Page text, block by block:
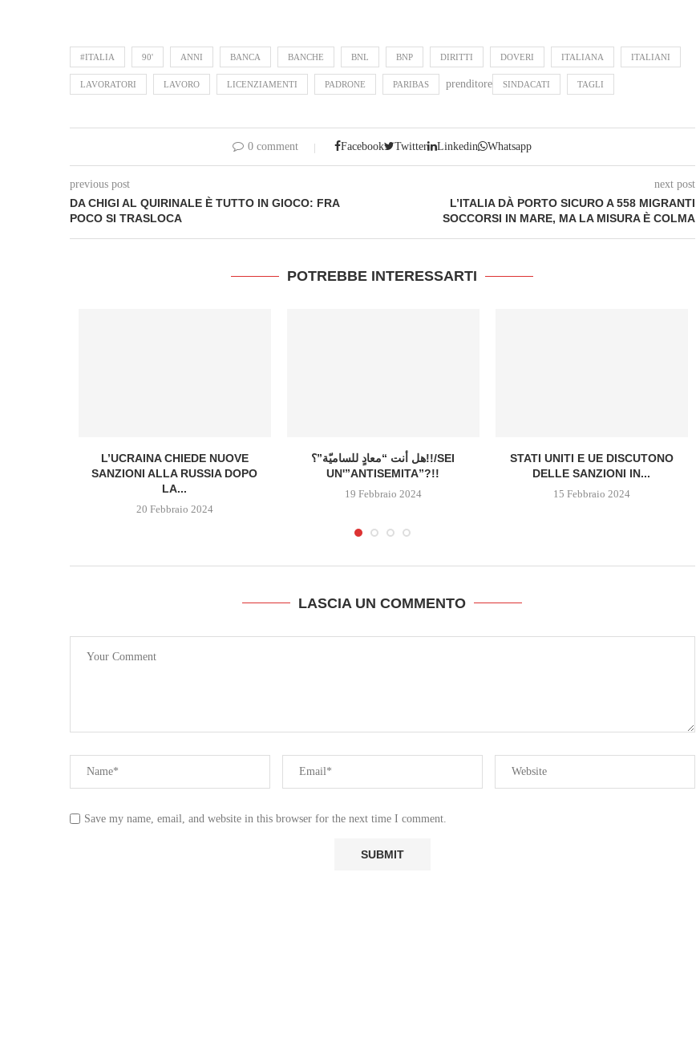
#ITALIA 90' ANNI BANCA BANCHE BNL BNP DIRITTI DOVERI ITALIANA ITALIANI
LAVORATORI LAVORO LICENZIAMENTI PADRONE PARIBAS prenditore SINDACATI TAGLI
0 comment Facebook Twitter Linkedin Whatsapp
previous post
DA CHIGI AL QUIRINALE È TUTTO IN GIOCO: FRA
POCO SI TRASLOCA
next post
L’ITALIA DÀ PORTO SICURO A 558 MIGRANTI
SOCCORSI IN MARE, MA LA MISURA È COLMA
POTREBBE INTERESSARTI
L’UCRAINA CHIEDE NUOVE
SANZIONI ALLA RUSSIA DOPO
LA...
20 Febbraio 2024
هل أنت “معادٍ للساميّة”؟!!/SEI
UN'”ANTISEMITA”?!!
19 Febbraio 2024
STATI UNITI E UE DISCUTONO
DELLE SANZIONI IN...
15 Febbraio 2024
LASCIA UN COMMENTO
Save my name, email, and website in this browser for the next time I comment.